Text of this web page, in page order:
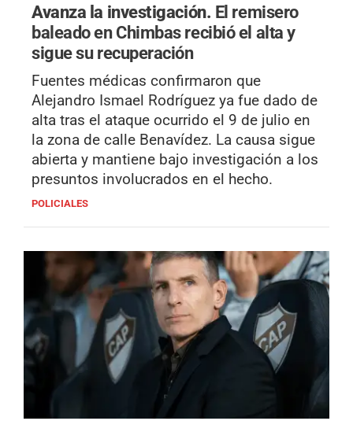
Avanza la investigación. El remisero
baleado en Chimbas recibió el alta y
sigue su recuperación
Fuentes médicas confirmaron que
Alejandro Ismael Rodríguez ya fue dado de
alta tras el ataque ocurrido el 9 de julio en
la zona de calle Benavídez. La causa sigue
abierta y mantiene bajo investigación a los
presuntos involucrados en el hecho.
POLICIALES